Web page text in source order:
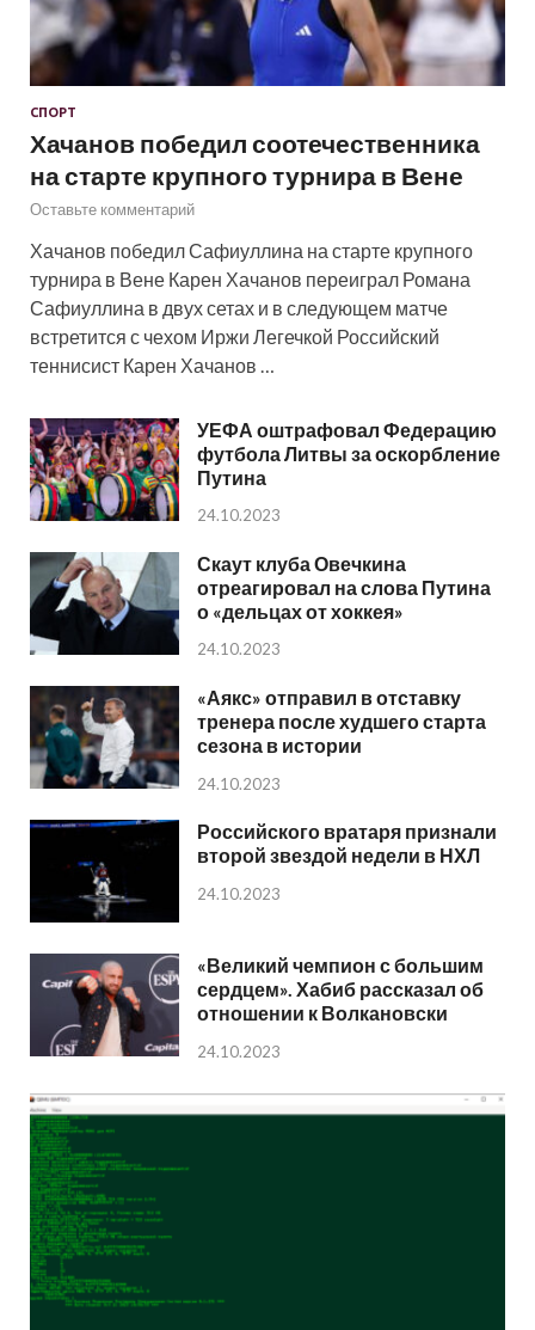
СПОРТ
Хачанов победил соотечественника
на старте крупного турнира в Вене
Оставьте комментарий
Хачанов победил Сафиуллина на старте крупного
турнира в Вене Карен Хачанов переиграл Романа
Сафиуллина в двух сетах и в следующем матче
встретится с чехом Иржи Легечкой Российский
теннисист Карен Хачанов …
УЕФА оштрафовал Федерацию
футбола Литвы за оскорбление
Путина
24.10.2023
Скаут клуба Овечкина
отреагировал на слова Путина
о «дельцах от хоккея»
24.10.2023
«Аякс» отправил в отставку
тренера после худшего старта
сезона в истории
24.10.2023
Российского вратаря признали
второй звездой недели в НХЛ
24.10.2023
«Великий чемпион с большим
сердцем». Хабиб рассказал об
отношении к Волкановски
24.10.2023